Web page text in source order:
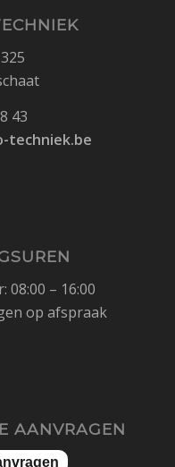
43
techniek.be
08:00 – 16:00
op afspraak
AANVRAGEN